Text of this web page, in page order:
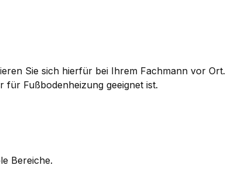
Sie sich hierfür bei Ihrem Fachmann vor Ort.
für Fußbodenheizung geeignet ist.
Bereiche.